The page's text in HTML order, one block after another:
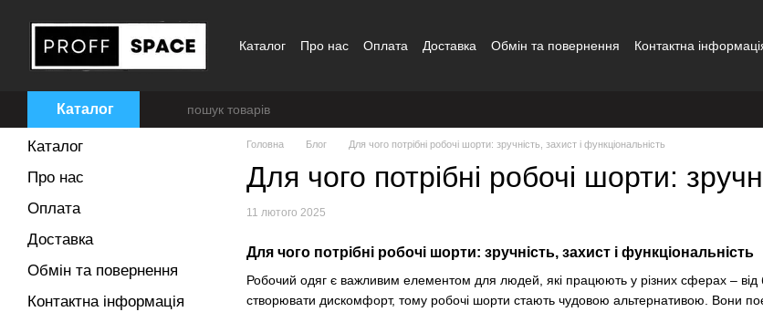
Каталог Про нас Оплата Доставка Обмін та повернення
Контактна
Каталог
Головна Блог Для чого потрібні робочі шорти: зручність, захист і функціональність
Для чого потрібні робочі шорти:
11 лютого 2025
Для чого потрібні робочі шорти: зручність, захист і функціональність
Робочий одяг є важливим елементом для людей, які працюють у різних сферах – від
створювати дискомфорт, тому робочі шорти стають чудовою альтернативою. Вони
Каталог
Про нас
Оплата
Доставка
Обмін та повернення
Контактна інформація